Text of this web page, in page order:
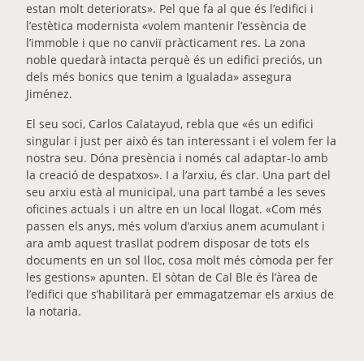
estan molt deteriorats». Pel que fa al que és l’edifici i
l’estètica modernista «volem mantenir l’essència de
l’immoble i que no canviï pràcticament res. La zona
noble quedarà intacta perquè és un edifici preciós, un
dels més bonics que tenim a Igualada» assegura
Jiménez.
El seu soci, Carlos Calatayud, rebla que «és un edifici
singular i just per això és tan interessant i el volem fer la
nostra seu. Dóna presència i només cal adaptar-lo amb
la creació de despatxos». I a l’arxiu, és clar. Una part del
seu arxiu està al municipal, una part també a les seves
oficines actuals i un altre en un local llogat. «Com més
passen els anys, més volum d’arxius anem acumulant i
ara amb aquest trasllat podrem disposar de tots els
documents en un sol lloc, cosa molt més còmoda per fer
les gestions» apunten. El sòtan de Cal Ble és l’àrea de
l’edifici que s’habilitarà per emmagatzemar els arxius de
la notaria.